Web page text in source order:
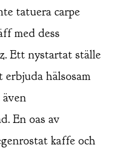
tatuera carpe
med dess
Ett nystartat ställe
hälsosam
En oas av
kaffe och